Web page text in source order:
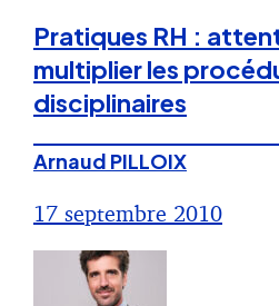
Pratiques RH :
multiplier les
disciplinaires
Arnaud PILLOIX
17 septembre 2010